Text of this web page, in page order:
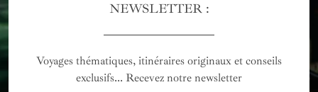
NEWSLETTER :
Voyages thématiques, itinéraires originaux et conseils
exclusifs... Recevez notre newsletter